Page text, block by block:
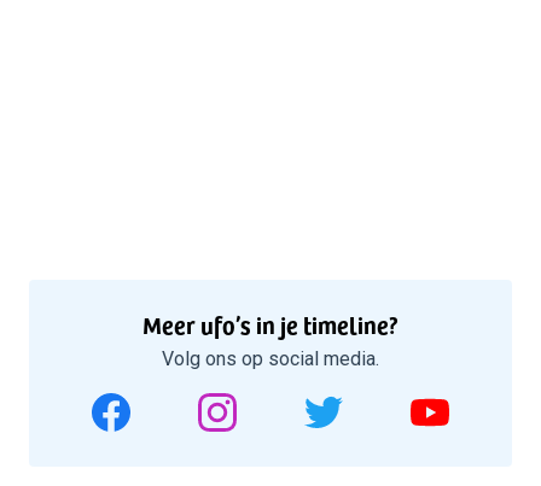
Meer ufo’s in je timeline?
Volg ons op social media.